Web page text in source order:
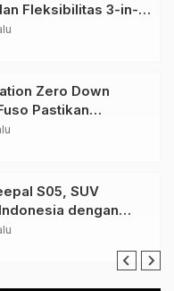
Fleksibilitas 3-in-1
Zero Down
Pastikan
Konsumen tetap
S05, SUV
dengan
& REEV